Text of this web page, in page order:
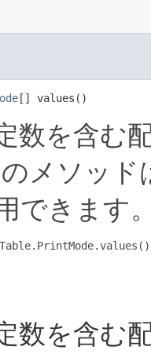
[] values()
数を含む
メソッド
できます
数を含む